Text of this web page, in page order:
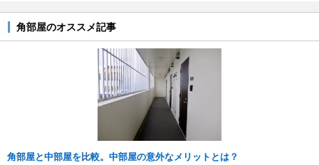
角部屋のオススメ記事
角部屋と中部屋を比較。中部屋の意外なメリットとは？